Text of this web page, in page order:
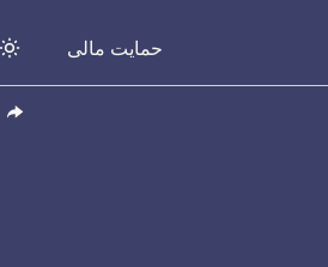
حمایت مالی